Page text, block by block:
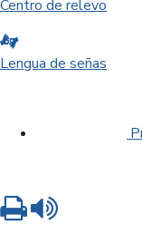
Centro de relevo
Lengua de señas
Imprimir